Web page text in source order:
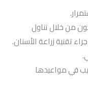
من خلال تناول
تقنية زراعة الأسنان.
في مواعيدها